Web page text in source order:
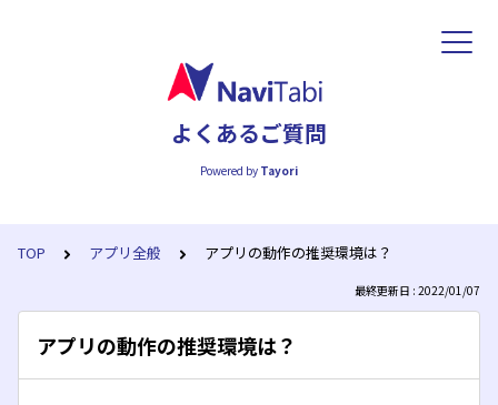
よくあるご質問
Powered by Tayori
TOP アプリ全般 アプリの動作の推奨環境は？
最終更新日 : 2022/01/07
アプリの動作の推奨環境は？